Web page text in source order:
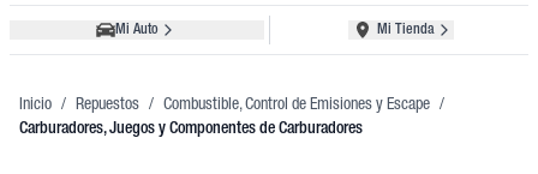
Mi Auto Mi Tienda
Inicio / Repuestos / Combustible, Control de Emisiones y Escape /
Carburadores, Juegos y Componentes de Carburadores